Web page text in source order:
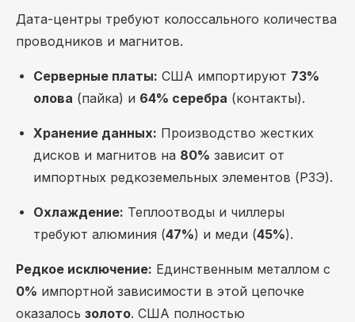
Дата-центры требуют колоссального количества
проводников и магнитов.
Серверные платы: США импортируют 73%
олова (пайка) и 64% серебра (контакты).
Хранение данных: Производство жестких
дисков и магнитов на 80% зависит от
импортных редкоземельных элементов (РЗЭ).
Охлаждение: Теплоотводы и чиллеры
требуют алюминия (47%) и меди (45%).
Редкое исключение: Единственным металлом с
0% импортной зависимости в этой цепочке
оказалось золото. США полностью